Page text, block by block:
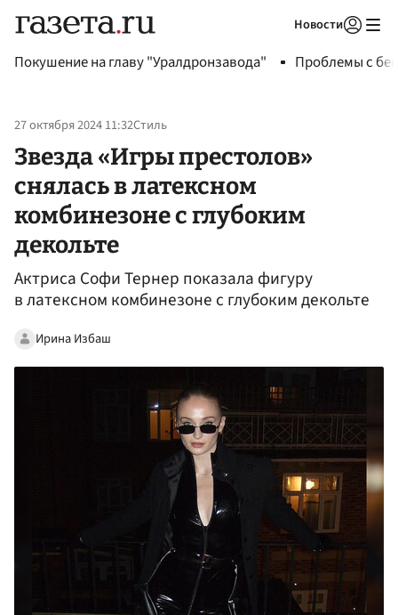
Новости
Покушение на главу "Уралдронзавода" Проблемы с
27 октября 2024 11:32Стиль
Звезда «Игры престолов»
снялась в латексном
комбинезоне с глубоким
декольте
Актриса Софи Тернер показала фигуру
в латексном комбинезоне с глубоким декольте
Ирина Избаш